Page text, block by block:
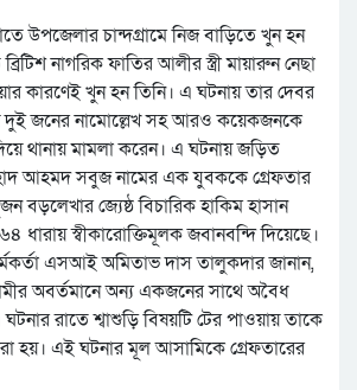
উপজেলার চান্দগ্রামে নিজ বাড়িতে খুন হন
নাগরিক ফাতির আলীর স্ত্রী মায়ারুন নেছা
কারণেই খুন হন তিনি। এ ঘটনায় তার দেবর
দুই জনের নামোল্লেখ সহ আরও কয়েকজনকে
থানায় মামলা করেন। এ ঘটনায় জড়িত
আহমদ সবুজ নামের এক যুবককে গ্রেফতার
বড়লেখার জ্যেষ্ঠ বিচারিক হাকিম হাসান
ধারায় স্বীকারোক্তিমূলক জবানবন্দি দিয়েছে।
এসআই অমিতাভ দাস তালুকদার জানান,
অবর্তমানে অন্য একজনের সাথে অবৈধ
রাতে শ্বাশুড়ি বিষয়টি টের পাওয়ায় তাকে
হয়। এই ঘটনার মূল আসামিকে গ্রেফতারের